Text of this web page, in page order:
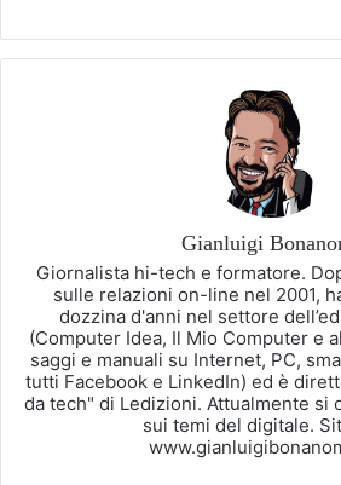
Gianluigi
Giornalista hi-tech e formatore.
sulle relazioni on-line nel 2001,
dozzina d'anni nel settore
(Computer Idea, Il Mio Computer e
saggi e manuali su Internet, PC,
tutti Facebook e LinkedIn) ed è
da tech" di Ledizioni. Attualmente si
sui temi del digitale.